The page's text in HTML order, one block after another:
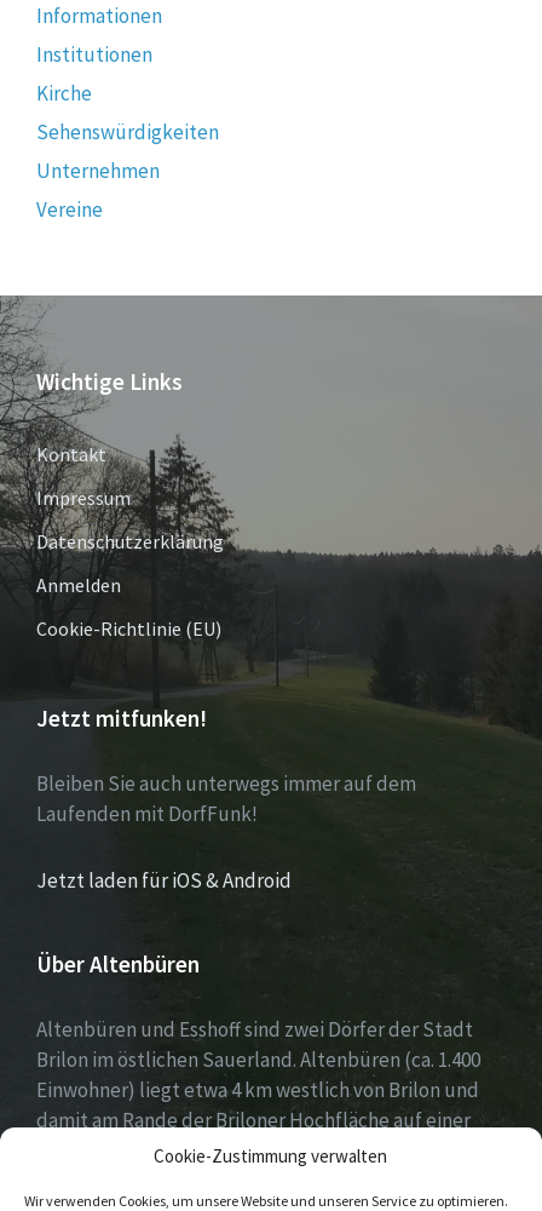
Cookie-Zustimmung verwalten
Wir verwenden Cookies, um unsere Website und unseren Service zu optimieren.
Informationen
Institutionen
Kirche
Sehenswürdigkeiten
Unternehmen
Vereine
Wichtige Links
Kontakt
Impressum
Datenschutzerklärung
Anmelden
Cookie-Richtlinie (EU)
Jetzt mitfunken!
Bleiben Sie auch unterwegs immer auf dem
Laufenden mit DorfFunk!
Jetzt laden für iOS & Android
Über Altenbüren
Altenbüren und Esshoff sind zwei Dörfer der Stadt
Brilon im östlichen Sauerland. Altenbüren (ca. 1.400
Einwohner) liegt etwa 4 km westlich von Brilon und
damit am Rande der Briloner Hochfläche auf einer
Höhe von etwa 464 m ü. NN. Esshoff (ca. 80 Einwohner)